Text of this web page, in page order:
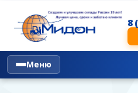
8
Меню